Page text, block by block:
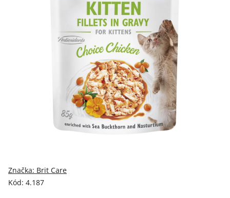
Kód: 4.187
Značka: Brit Care